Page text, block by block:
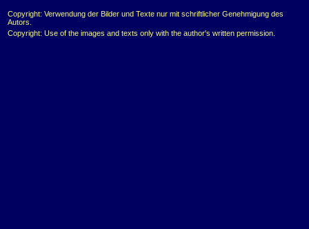
Copyright: Verwendung der Bilder und Texte nur mit schriftlicher Genehmigung des
Autors.
Copyright: Use of the images and texts only with the author's written permission.